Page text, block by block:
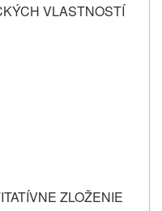
VLASTNOSTÍ
ZLOŽENIE